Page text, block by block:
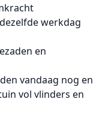
werkdag
en
vandaag nog en
vol vlinders en